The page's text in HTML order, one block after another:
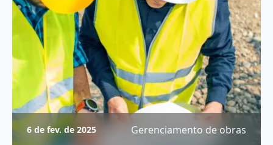
6 de fev. de 2025 Gerenciamento de obras